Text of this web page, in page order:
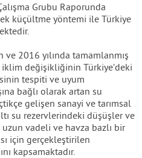
Grubu Raporunda
küçültme yöntemi ile Türkiye
2016 yılında tamamlanmış
değişikliğinin Türkiye’deki
tespiti ve uyum
bağlı olarak artan su
gelişen sanayi ve tarımsal
su rezervlerindeki düşüşler ve
vadeli ve havza bazlı bir
için gerçekleştirilen
kapsamaktadır.